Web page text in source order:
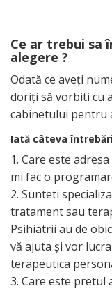
Ce ar trebui sa
alegere ?
Odată ce aveţi
doriţi să vorbiti cu
cabinetului pentru
Iată câteva
1. Care este
mi fac o
2. Sunteti
tratament sau
Psihiatrii au de
vă ajuta şi vor
terapeutica
3. Care este pretul